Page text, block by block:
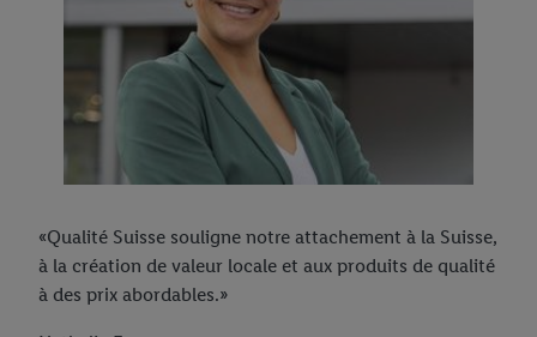
«Qualité Suisse souligne notre attachement à la Suisse,
à la création de valeur locale et aux produits de qualité
à des prix abordables.»